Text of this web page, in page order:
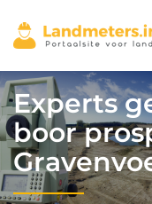
Experts
boor